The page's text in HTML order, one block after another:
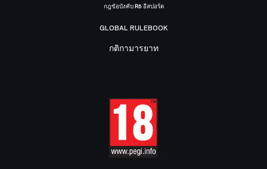
กฎข้อบังคับ R6 อีสปอร์ต
GLOBAL RULEBOOK
กติกามารยาท